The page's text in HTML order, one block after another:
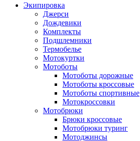
Экипировка
Джерси
Дождевики
Комплекты
Подшлемники
Термобелье
Мотокуртки
Мотоботы
Мотоботы дорожные
Мотоботы кроссовые
Мотоботы спортивные
Мотокроссовки
Мотобрюки
Брюки кроссовые
Мотобрюки туринг
Мотоджинсы